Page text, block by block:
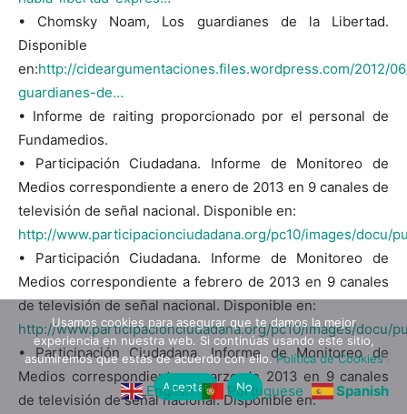
• Chomsky Noam, Los guardianes de la Libertad.
Disponible
en:http://cideargumentaciones.files.wordpress.com/2012/
guardianes-de…
• Informe de raiting proporcionado por el personal de
Fundamedios.
• Participación Ciudadana. Informe de Monitoreo de
Medios correspondiente a enero de 2013 en 9 canales de
televisión de señal nacional. Disponible en:
http://www.participacionciudadana.org/pc10/images/docu/
• Participación Ciudadana. Informe de Monitoreo de
Medios correspondiente a febrero de 2013 en 9 canales
de televisión de señal nacional. Disponible en:
http://www.participacionciudadana.org/pc10/images/docu/
• Participación Ciudadana. Informe de Monitoreo de
Medios correspondiente a marzo de 2013 en 9 canales
de televisión de señal nacional. Disponible en:
English Portuguese Spanish
Usamos cookies para asegurar que te damos la mejor
experiencia en nuestra web. Si continúas usando este sitio,
asumiremos que estás de acuerdo con ello.Política de Cookies
Aceptar
No